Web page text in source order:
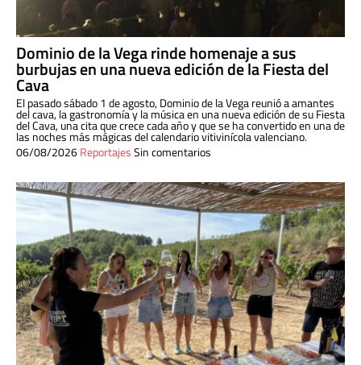
Dominio de la Vega rinde homenaje a sus
burbujas en una nueva edición de la Fiesta del
Cava
El pasado sábado 1 de agosto, Dominio de la Vega reunió a amantes
del cava, la gastronomía y la música en una nueva edición de su Fiesta
del Cava, una cita que crece cada año y que se ha convertido en una de
las noches más mágicas del calendario vitivinícola valenciano.
06/08/2026ReportajesSin comentarios